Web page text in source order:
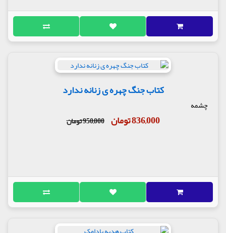
کتاب جنگ چهره ی زنانه ندارد
چشمه
836,000 تومان 950,000 تومان